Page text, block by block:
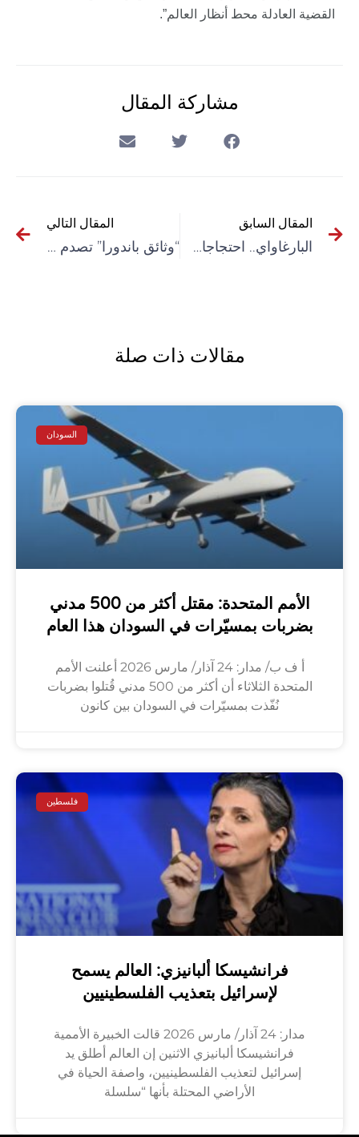
القضية العادلة محط أنظار العالم”.
مشاركة المقال
المقال السابق
البارغاواي.. احتجاجات واسعة ضد سياسات الحكومة اليمينية تنذر بانفجار اجتماعي
المقال التالي
“وثائق باندورا” تصدم الشارع الأردني بتسريبات تورط عاهل البلاد
مقالات ذات صلة
السودان
الأمم المتحدة: مقتل أكثر من 500 مدني
بضربات بمسيّرات في السودان هذا العام
أ ف ب/ مدار: 24 آذار/ مارس 2026 أعلنت الأمم
المتحدة الثلاثاء أن أكثر من 500 مدني قُتلوا بضربات
نُفّذت بمسيّرات في السودان بين كانون
فلسطين
فرانشيسكا ألبانيزي: العالم يسمح
لإسرائيل بتعذيب الفلسطينيين
مدار: 24 آذار/ مارس 2026 قالت الخبيرة الأممية
فرانشيسكا ألبانيزي الاثنين إن العالم أطلق يد
إسرائيل لتعذيب الفلسطينيين، واصفة الحياة في
الأراضي المحتلة بأنها “سلسلة